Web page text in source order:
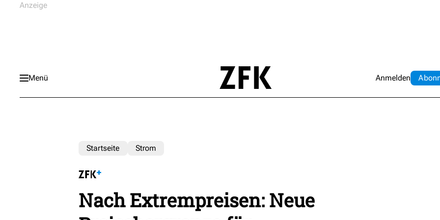
Menü Anmelden Abo
Startseite Strom
Nach Extrempreisen: Neue